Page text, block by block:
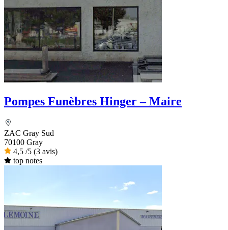
Pompes Funèbres Hinger – Maire
ZAC Gray Sud
70100 Gray
4,5 /5 (3 avis)
top notes